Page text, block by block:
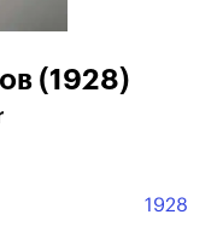
(1928)
1928